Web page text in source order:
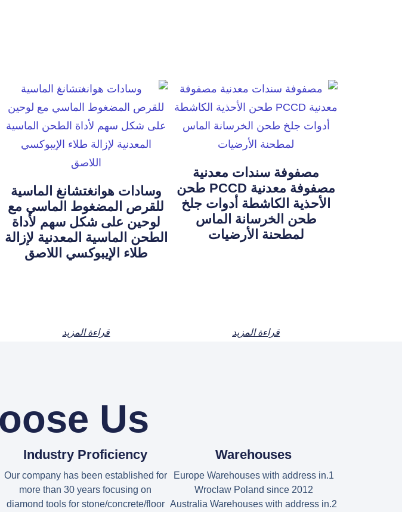
مصفوفة سندات معدنية
مصفوفة معدنية PCCD طحن
الأحذية الكاشطة أدوات جلخ
طحن الخرسانة الماس
لمطحنة الأرضيات
قراءة المزيد
وسادات هوانغتشانغ الماسية
للقرص المضغوط الماسي مع
لوحين على شكل سهم لأداة
الطحن الماسية المعدنية لإزالة
طلاء الإيبوكسي اللاصق
قراءة المزيد
Us
Warehouses
1.Europe Warehouses with address in
Wroclaw Poland since 2012
2.Australia Warehouses with address in
Industry Proficiency
Our company has been established for
more than 30 years focusing on
diamond tools for stone/concrete/floor